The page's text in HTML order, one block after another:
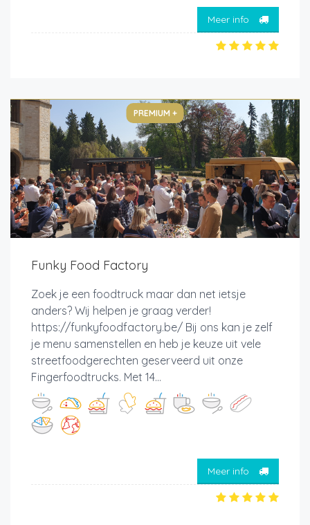
Meer info
PREMIUM +
Funky Food Factory
Zoek je een foodtruck maar dan net ietsje
anders? Wij helpen je graag verder!
https://funkyfoodfactory.be/ Bij ons kan je zelf
je menu samenstellen en heb je keuze uit vele
streetfoodgerechten geserveerd uit onze
Fingerfoodtrucks. Met 14...
Meer info